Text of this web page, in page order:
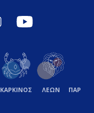
ΚΑΡΚΙΝΟΣ ΛΕΩΝ